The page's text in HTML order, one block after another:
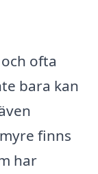
ofta
bara kan
finns
har